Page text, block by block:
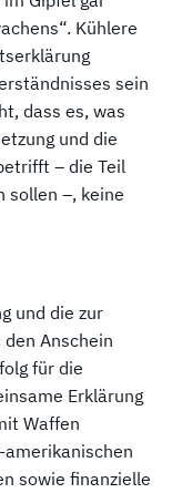
Kühlere
sein
dass es, was
und die
– die Teil
sollen –, keine
und die zur
Anschein
für die
Erklärung
Waffen
sowie finanzielle